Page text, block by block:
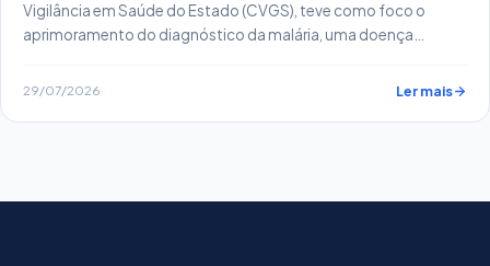
Vigilância em Saúde do Estado (CVGS), teve como foco o
aprimoramento do diagnóstico da malária, uma doença
29/07/2026 Ler mais